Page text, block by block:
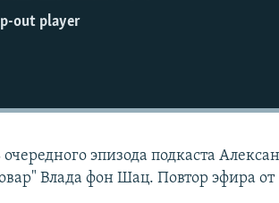
out player
очередного эпизода подкаста
Влада фон Шац. Повтор эфира от